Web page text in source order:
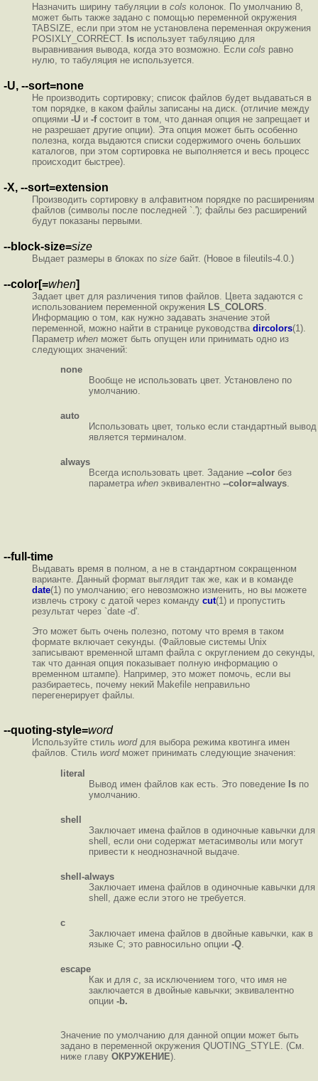
Назначить ширину табуляции в cols колонок. По умолчанию 8,
может быть также задано с помощью переменной окружения
TABSIZE, если при этом не установлена переменная окружения
POSIXLY_CORRECT. ls использует табуляцию для
выравнивания вывода, когда это возможно. Если cols равно
нулю, то табуляция не используется.
-U, --sort=none
Не производить сортировку; список файлов будет выдаваться в
том порядке, в каком файлы записаны на диск. (отличие между
опциями -U и -fсостоит в том, что данная опция не запрещает и
не разрешает другие опции). Эта опция может быть особенно
полезна, когда выдаются списки содержимого очень больших
каталогов, при этом сортировка не выполняется и весь процесс
происходит быстрее).
-X, --sort=extension
Производить сортировку в алфавитном порядке по расширениям
файлов (символы после последней `.'); файлы без расширений
будут показаны первыми.
--block-size=size
Выдает размеры в блоках по size байт. (Новое в fileutils-4.0.)
--color[=when]
Задает цвет для различения типов файлов. Цвета задаются с
использованием переменной окружения LS_COLORS
Информацию о том, как нужно задавать значение этой
переменной, можно найти в странице руководства dircolors(1).
Параметр when может быть опущен или принимать одно из
следующих значений:
none
Вообще не использовать цвет. Установлено по
умолчанию.
auto
Использовать цвет, только если стандартный вывод
является терминалом.
always
Всегда использовать цвет. Задание --color без
параметра when эквивалентно --color=always
--full-time
Выдавать время в полном, а не в стандартном сокращенном
варианте. Данный формат выглядит так же, как и в команде
date(1) по умолчанию; его невозможно изменить, но вы можете
извлечь строку с датой через команду cut(1) и пропустить
результат через `date -d'.
Это может быть очень полезно, потому что время в таком
формате включает секунды. (Файловые системы Unix
записывают временной штамп файла с округлением до секунды,
так что данная опция показывает полную информацию о
временном штампе). Например, это может помочь, если вы
разбираетесь, почему некий Makefile неправильно
перегенерирует файлы.
--quoting-style=word
Используйте стиль wordдля выбора режима квотинга имен
файлов. Стиль wordможет принимать следующие значения:
literal
Вывод имен файлов как есть. Это поведение ls по
умолчанию.
shell
Заключает имена файлов в одиночные кавычки для
shell, если они содержат метасимволы или могут
привести к неоднозначной выдаче.
shell-always
Заключает имена файлов в одиночные кавычки для
shell, даже если этого не требуется.
c
Заключает имена файлов в двойные кавычки, как в
языке C; это равносильно опции -Q
escape
Как и для c , за исключением того, что имя не
заключается в двойные кавычки; эквивалентно
опции -b.
Значение по умолчанию для данной опции может быть
задано в переменной окружения QUOTING_STYLE. (См.
ниже главу ОКРУЖЕНИЕ).